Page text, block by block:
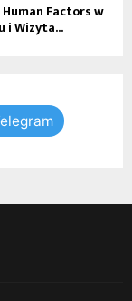
Factors w
i Wizyta...